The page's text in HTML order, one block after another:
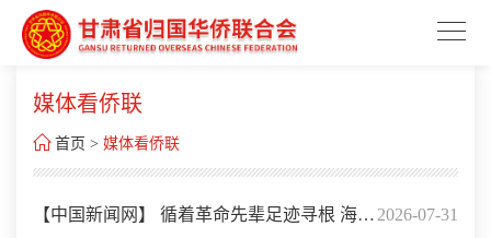
媒体看侨联
 首页 > 媒体看侨联
2026-07-31
【中国新闻网】 循着革命先辈足迹寻根 海外